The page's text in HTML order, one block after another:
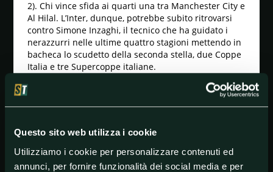
Questo sito web utilizza i cookie
Utilizziamo i cookie per personalizzare contenuti ed
annunci, per fornire funzionalità dei social media e per
2). Chi vince sfida ai quarti una tra Manchester City e
Al Hilal. L’Inter, dunque, potrebbe subito ritrovarsi
contro Simone Inzaghi, il tecnico che ha guidato i
nerazzurri nelle ultime quattro stagioni mettendo in
bacheca lo scudetto della seconda stella, due Coppe
Italia e tre Supercoppe italiane.
Inter-Fluminense: pronostico e quote
I favori del pronostico sono tutti dalla parte
numero contenuto di reti. La combo 1X+Under 2.5 si
Sisal Matchpoint.